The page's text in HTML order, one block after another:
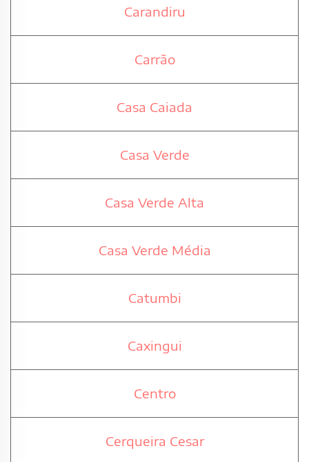
Carandiru
Carrão
Casa Caiada
Casa Verde
Casa Verde Alta
Casa Verde Média
Catumbi
Caxingui
Centro
Cerqueira Cesar